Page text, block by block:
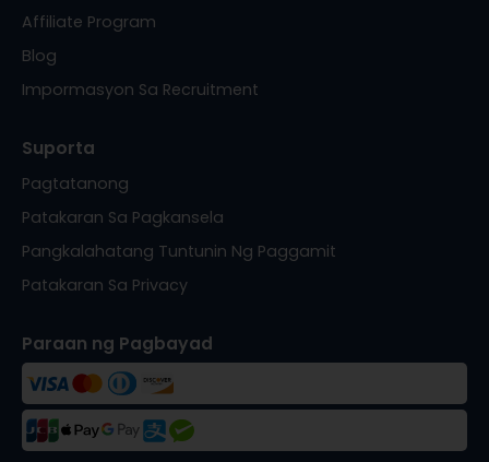
Affiliate Program
Blog
Impormasyon Sa Recruitment
Suporta
Pagtatanong
Patakaran Sa Pagkansela
Pangkalahatang Tuntunin Ng Paggamit
Patakaran Sa Privacy
Paraan ng Pagbayad